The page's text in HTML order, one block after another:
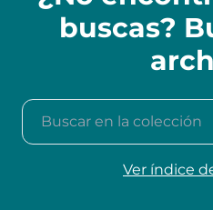
buscas?
Buscar en la colección
Ver índice